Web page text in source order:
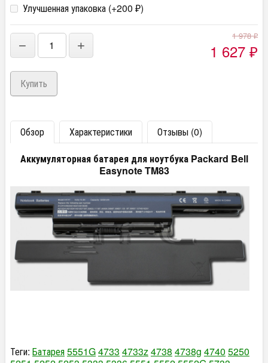
Улучшенная упаковка (+200 ₽)
− +
1 978₽
1 627 ₽
Обзор Характеристики
Отзывы (0)
Аккумуляторная батарея для ноутбука Packard Bell
Easynote TM83
Теги: Батарея5551G4733 4733z4738 4738g 4740 5250